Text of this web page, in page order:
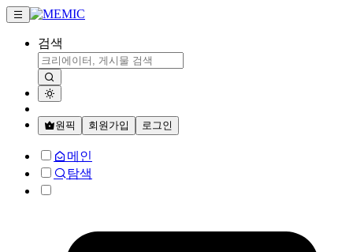
검색
원픽 회원가입 로그인
메인
탐색